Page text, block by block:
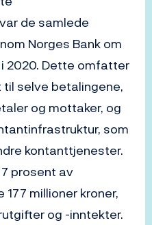
var de samlede
Norges Bank om
2020. Dette omfatter
selve betalingene,
og mottaker, og
som
kontanttjenester.
prosent av
millioner kroner,
og -inntekter.